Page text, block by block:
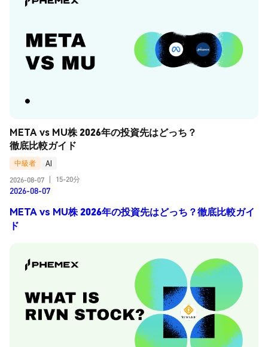
META vs MU株 2026年の投資先はどっち？
徹底比較ガイド
中級者
AI
2026-08-07
15-20分
2026-08-07
META vs MU株 2026年の投資先はどっち？徹底比較ガイ
ド